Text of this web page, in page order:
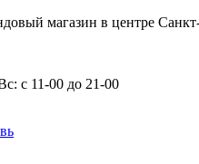
магазин в центре
с 11-00 до 21-00